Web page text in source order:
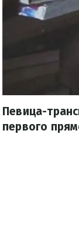
Певица-
первого